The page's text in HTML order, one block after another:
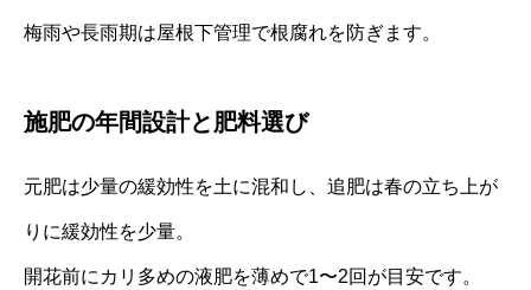
梅雨や長雨期は屋根下管理で根腐れを防ぎます。
施肥の年間設計と肥料選び
元肥は少量の緩効性を土に混和し、追肥は春の立ち上が
りに緩効性を少量。
開花前にカリ多めの液肥を薄めで1〜2回が目安です。